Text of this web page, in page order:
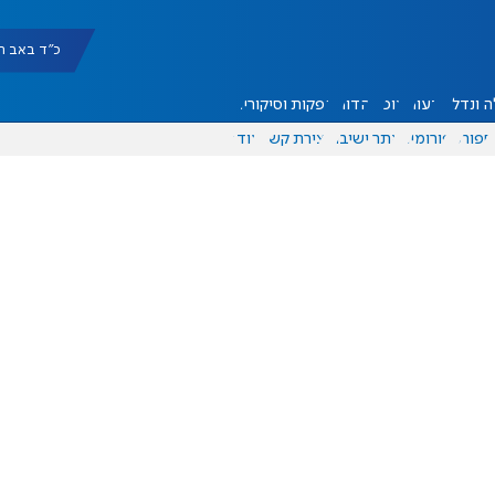
כ"ד באב תשפ"ו
ונדל"ן דעות אוכל יהדות הפקות וסיקורים
ספורט פורומים אתר ישיבה יצירת קשר עוד